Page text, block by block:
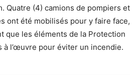
Quatre (4) camions de pompiers et
ont été mobilisés pour y faire face,
que les éléments de la Protection
l’œuvre pour éviter un incendie.